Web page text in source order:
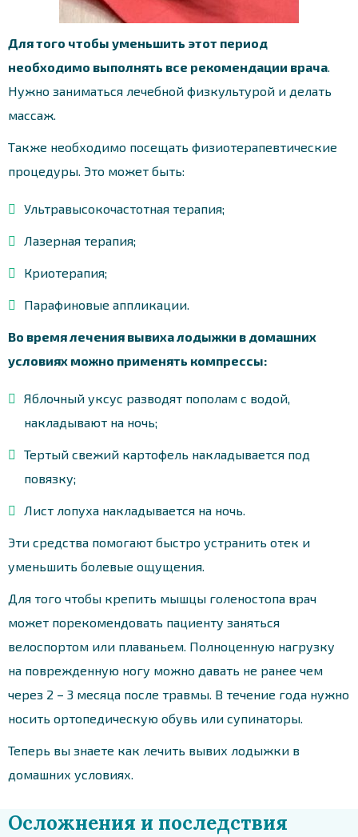
Для того чтобы уменьшить этот период
необходимо выполнять все рекомендации врача
Нужно заниматься лечебной физкультурой и делать
массаж.
Также необходимо посещать физиотерапевтические
процедуры. Это может быть:
Ультравысокочастотная терапия;
Лазерная терапия;
Криотерапия;
Парафиновые аппликации.
Во время лечения вывиха лодыжки в домашних
условиях можно применять компрессы:
Яблочный уксус разводят пополам с водой,
накладывают на ночь;
Тертый свежий картофель накладывается под
повязку;
Лист лопуха накладывается на ночь.
Эти средства помогают быстро устранить отек и
уменьшить болевые ощущения.
Для того чтобы крепить мышцы голеностопа врач
может порекомендовать пациенту заняться
велоспортом или плаваньем. Полноценную нагрузку
на поврежденную ногу можно давать не ранее чем
через 2 – 3 месяца после травмы. В течение года нужно
носить ортопедическую обувь или супинаторы.
Теперь вы знаете как лечить вывих лодыжки в
домашних условиях.
Осложнения и последствия